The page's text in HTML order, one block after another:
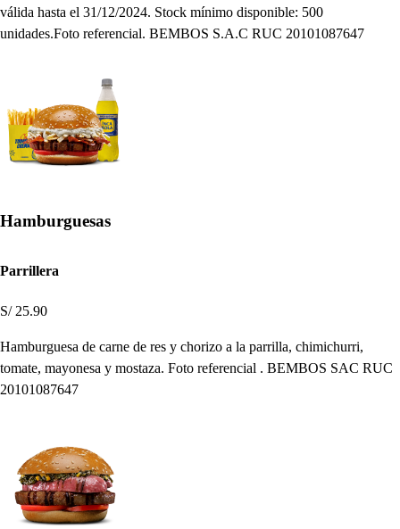
válida hasta el 31/12/2024. Stock mínimo disponible: 500
unidades.Foto referencial. BEMBOS S.A.C RUC 20101087647
Hamburguesas
Parrillera
S/ 25.90
Hamburguesa de carne de res y chorizo a la parrilla, chimichurri,
tomate, mayonesa y mostaza. Foto referencial . BEMBOS SAC RUC
20101087647